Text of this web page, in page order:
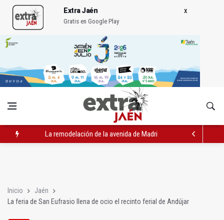
Extra Jaén
Gratis en Google Play
La remodelación de la avenida de Madrid contará con 3,2
Inicio
Jaén
La feria de San Eufrasio llena de ocio el recinto ferial de Andújar